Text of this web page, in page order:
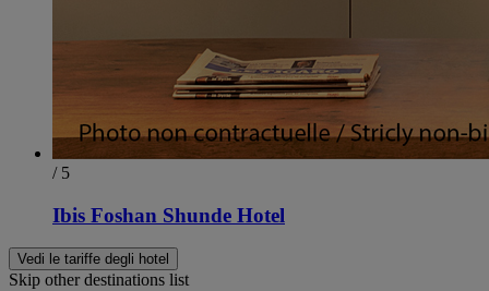
/ 5
Ibis Foshan Shunde Hotel
Vedi le tariffe degli hotel
Skip other destinations list